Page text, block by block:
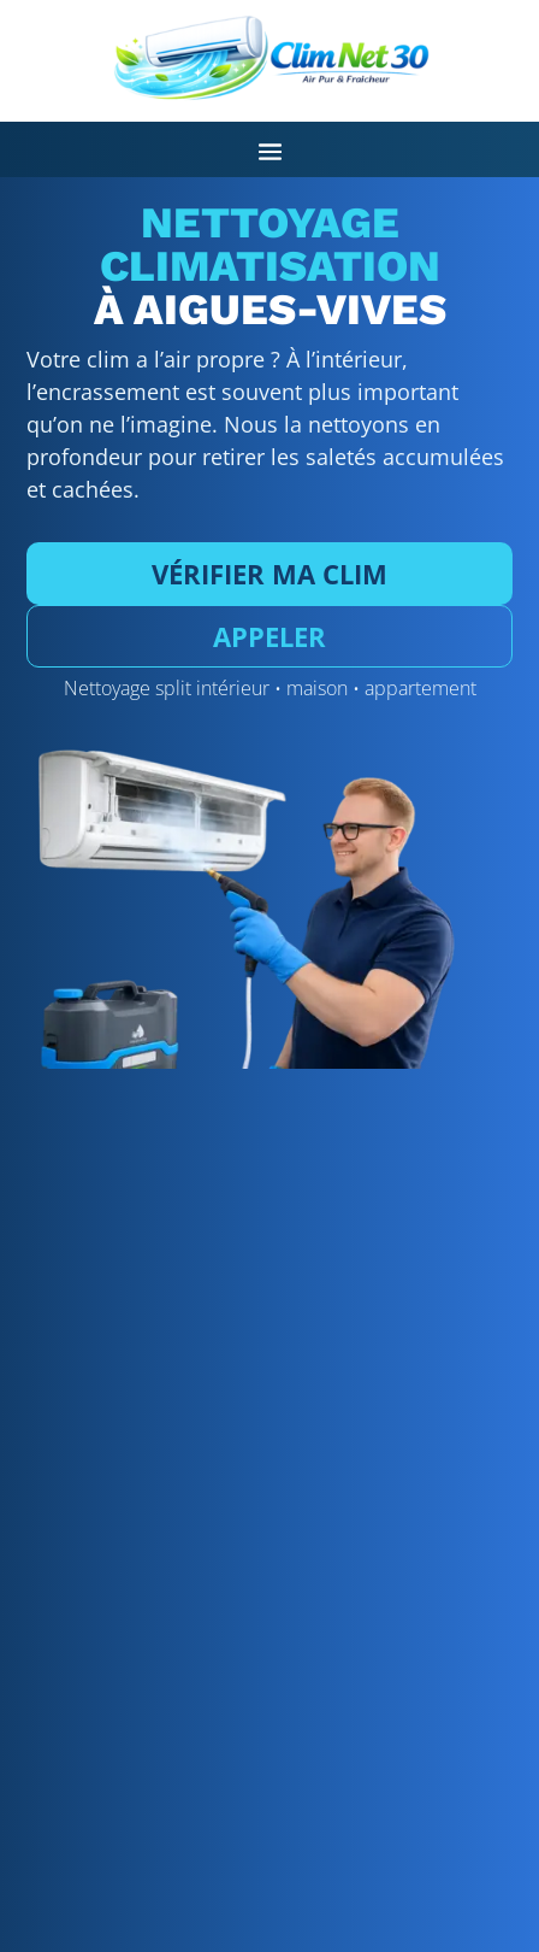
NETTOYAGE
CLIMATISATION
À AIGUES-VIVES
Votre clim a l’air propre ? À l’intérieur,
l’encrassement est souvent plus important
qu’on ne l’imagine. Nous la nettoyons en
profondeur pour retirer les saletés accumulées
et cachées.
VÉRIFIER MA CLIM
APPELER
Nettoyage split intérieur • maison • appartement